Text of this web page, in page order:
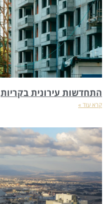
התחדשות עירונית בקריות
קרא עוד »